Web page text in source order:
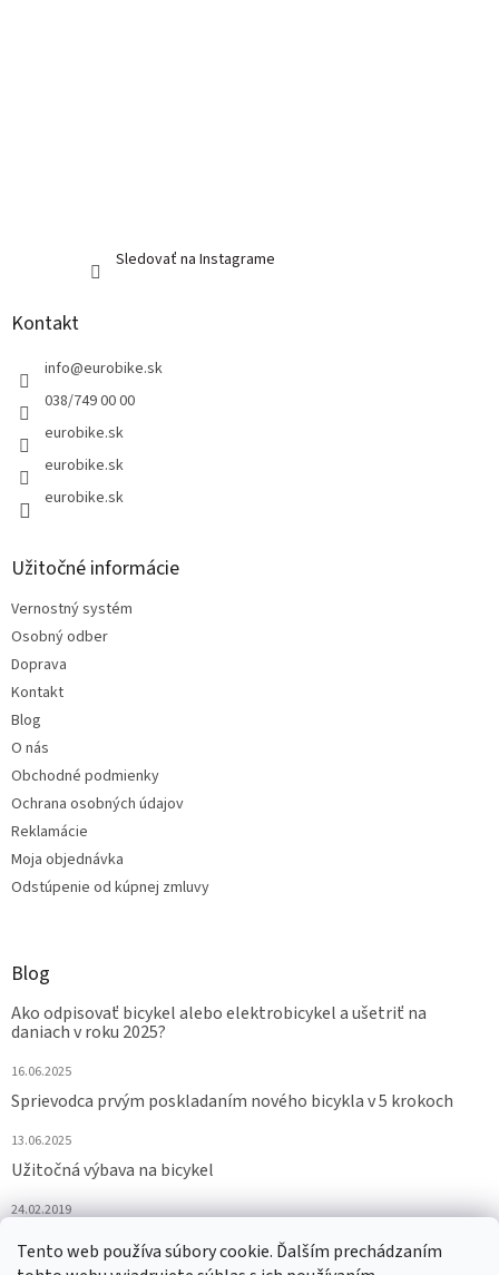
Tento web používa súbory cookie. Ďalším prechádzaním
Sledovať na Instagrame
Kontakt
info@eurobike.sk
038/749 00 00
eurobike.sk
eurobike.sk
eurobike.sk
Užitočné informácie
Vernostný systém
Osobný odber
Doprava
Kontakt
Blog
O nás
Obchodné podmienky
Ochrana osobných údajov
Reklamácie
Moja objednávka
Odstúpenie od kúpnej zmluvy
Blog
Ako odpisovať bicykel alebo elektrobicykel a ušetriť na
daniach v roku 2025?
16.06.2025
Sprievodca prvým poskladaním nového bicykla v 5 krokoch
13.06.2025
Užitočná výbava na bicykel
24.02.2019
ARCHÍV